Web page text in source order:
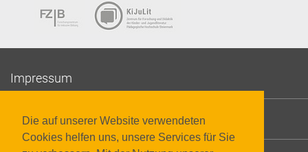
Die auf unserer Website verwendeten
Cookies helfen uns, unsere Services für Sie
Impressum
Datenschutzerklärung